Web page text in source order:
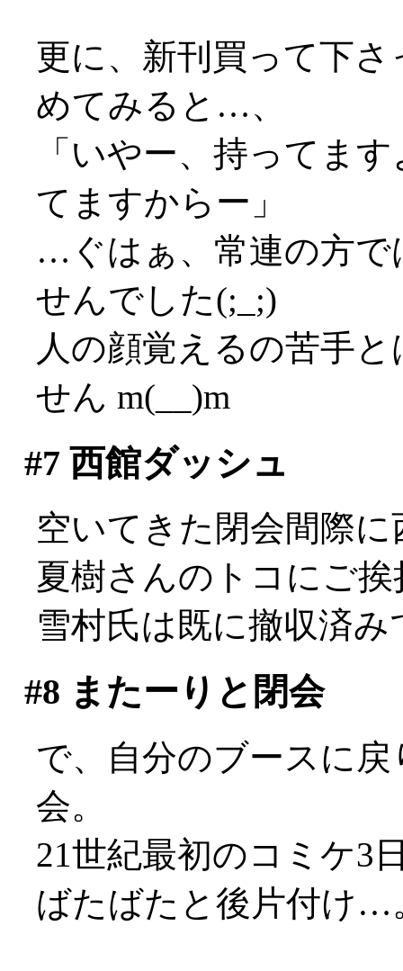
更に、新刊買って下
めてみると…、
「いやー、持ってま
てますからー」
…ぐはぁ、常連の方で
せんでした(;_;)
人の顔覚えるの苦手
せん m(__)m
#7 西館ダッシュ
空いてきた閉会間際に
夏樹さんのトコにご挨
雪村氏は既に撤収済み
#8 またーりと閉会
で、自分のブースに
会。
21世紀最初のコミケ3
ばたばたと後片付け…